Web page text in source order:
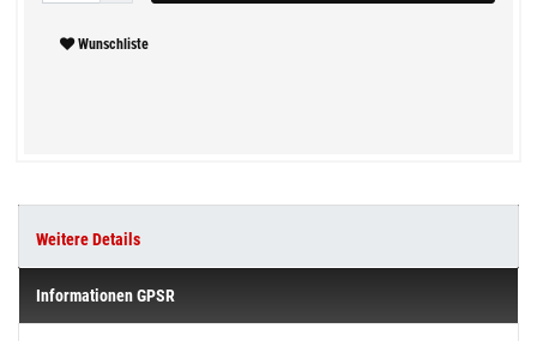
Wunschliste
Weitere Details
Informationen GPSR